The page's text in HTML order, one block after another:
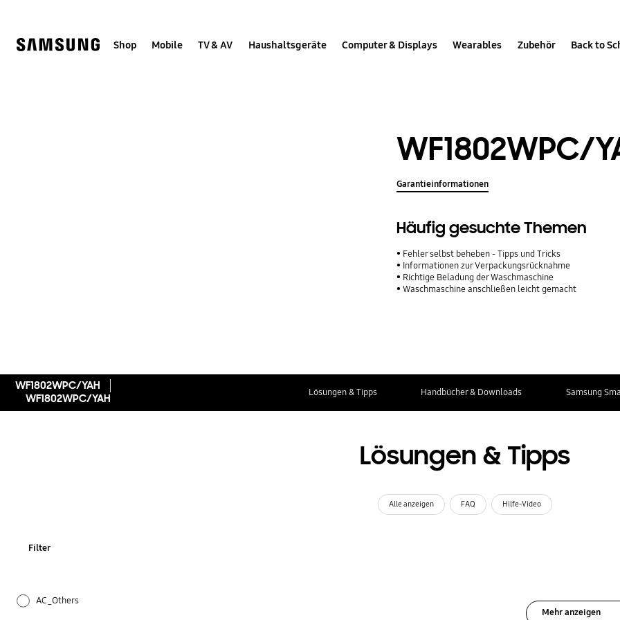
help
Shop Mobile TV & AV Haushaltsgeräte Computer & Displays Wearables Zubehör Back to
WF1802WPC/
Garantieinformationen
Häufig gesuchte Themen
Fehler selbst beheben - Tipps und Tricks
Informationen zur Verpackungsrücknahme
Richtige Beladung der Waschmaschine
Waschmaschine anschließen leicht gemacht
WF1802WPC/YAH
WF1802WPC/YAH
Lösungen & Tipps Handbücher & Downloads Samsung
Lösungen & Tipps
Alle anzeigen FAQ Hilfe-Video
Filter
AC_Others
Mehr anzeigen